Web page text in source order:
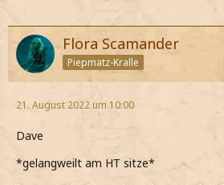
Flora Scamander
Piepmatz-Kralle
21. August 2022 um 10:00
Dave
*gelangweilt am HT sitze*